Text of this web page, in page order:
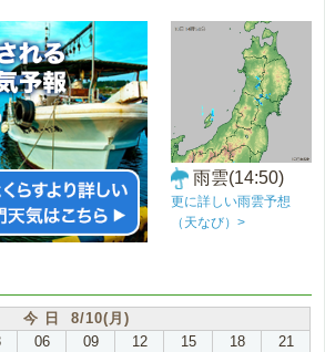
雨雲(14:50)
更に詳しい雨雲予想
（天なび）>
今 日 8/10(月)
06 09 12 15 18 21